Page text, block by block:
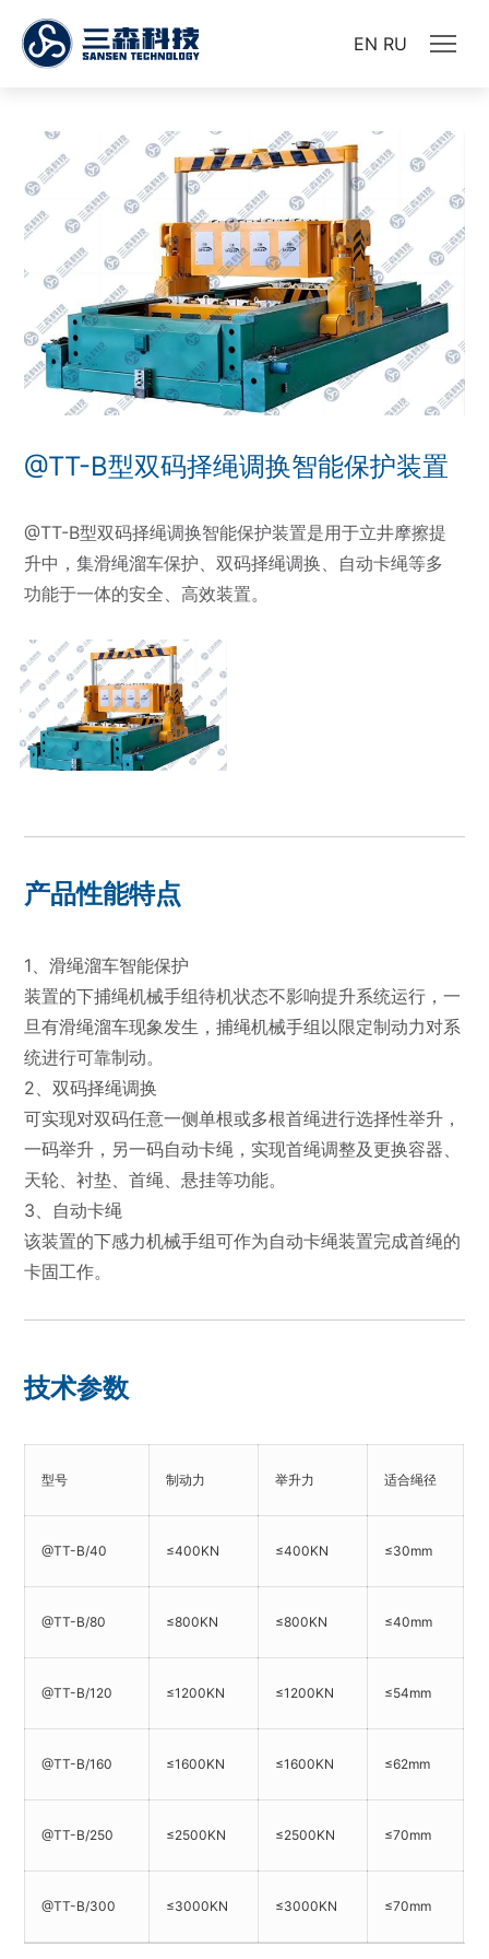
@TT-B型双码择绳调换智能保护装置
@TT-B型双码择绳调换智能保护装置是用于立井摩擦提
升中，集滑绳溜车保护、双码择绳调换、自动卡绳等多
功能于一体的安全、高效装置。
产品性能特点
1、滑绳溜车智能保护
装置的下捕绳机械手组待机状态不影响提升系统运行，一
旦有滑绳溜车现象发生，捕绳机械手组以限定制动力对系
统进行可靠制动。
2、双码择绳调换
可实现对双码任意一侧单根或多根首绳进行选择性举升，
一码举升，另一码自动卡绳，实现首绳调整及更换容器、
天轮、衬垫、首绳、悬挂等功能。
3、自动卡绳
该装置的下感力机械手组可作为自动卡绳装置完成首绳的
卡固工作。
技术参数
型号 制动力 举升力 适合绳径
@TT-B/40 ≤400KN ≤400KN ≤30mm
@TT-B/80 ≤800KN ≤800KN ≤40mm
@TT-B/120 ≤1200KN ≤1200KN ≤54mm
@TT-B/160 ≤1600KN ≤1600KN ≤62mm
@TT-B/250 ≤2500KN ≤2500KN ≤70mm
@TT-B/300 ≤3000KN ≤3000KN ≤70mm
EN RU